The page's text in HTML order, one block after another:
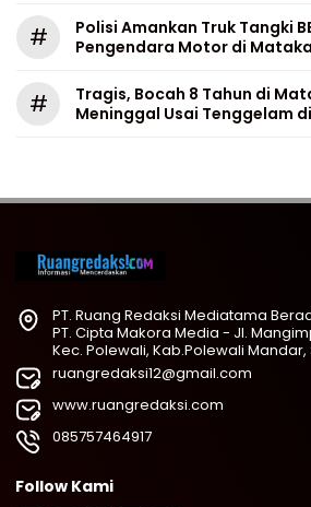
#
Polisi Amankan Truk Tangki
Pengendara Motor di
#
Tragis, Bocah 8 Tahun di
Meninggal Usai Tenggelam
PT. Ruang Redaksi Mediatama
PT. Cipta Makora Media - Jl.
Kec. Polewali, Kab.Polewali
ruangredaksi12@gmail.com
www.ruangredaksi.com
085757464917
Follow Kami